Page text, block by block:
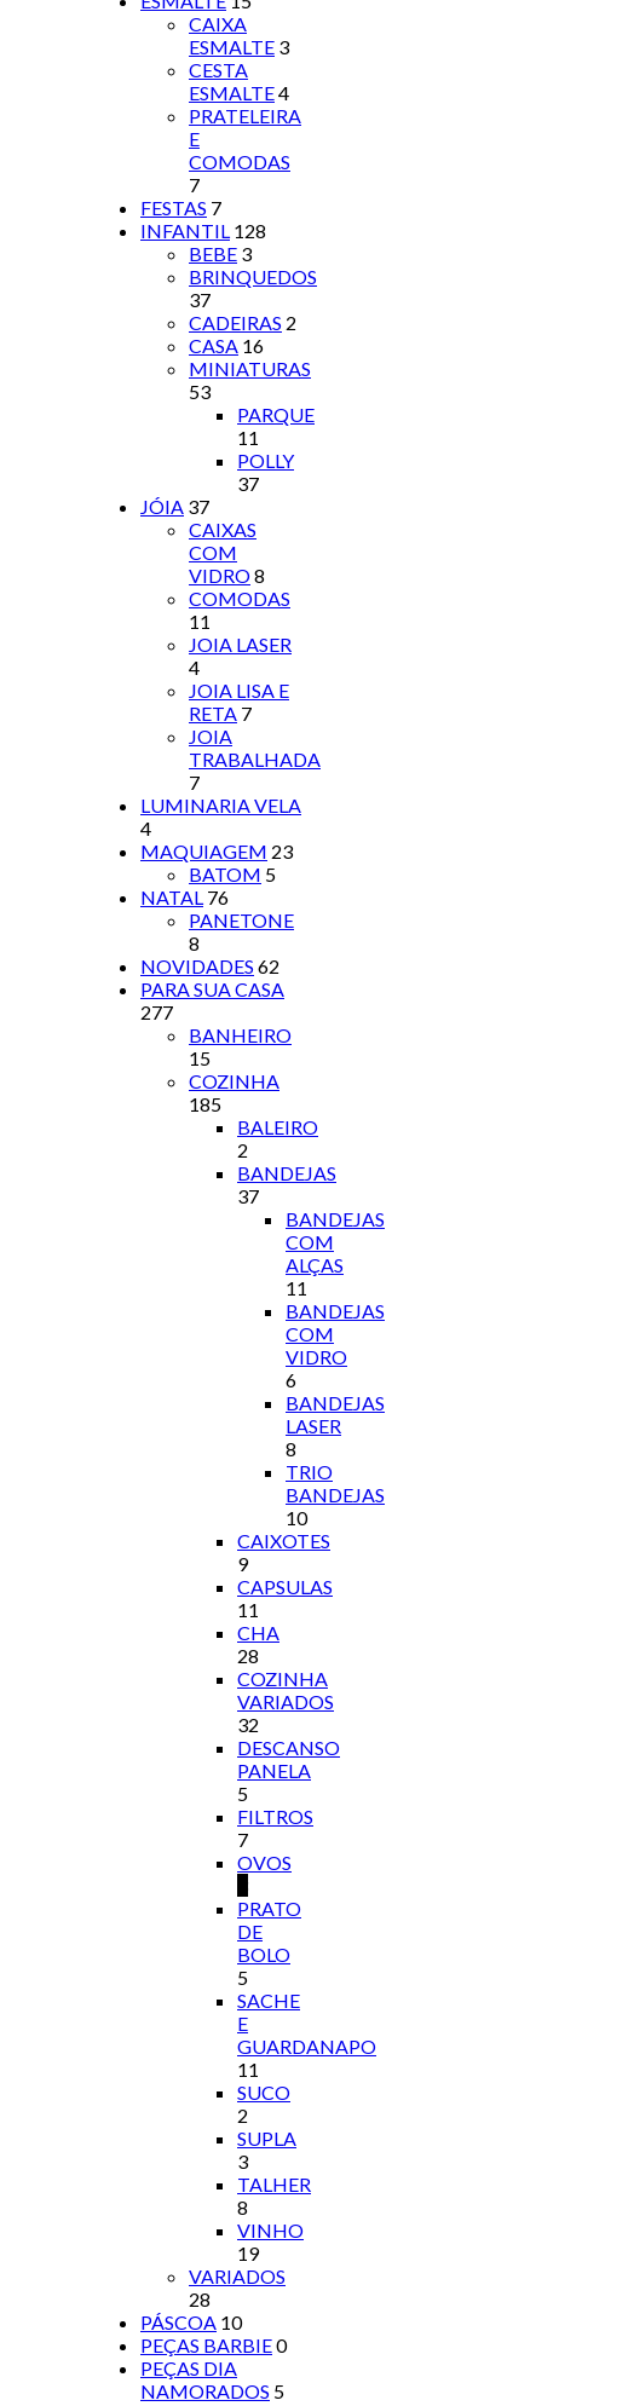
CAIXA
ESMALTE 3
CESTA
ESMALTE4
PRATELEIRA
E
COMODAS
7
FESTAS 7
INFANTIL 128
BEBE 3
BRINQUEDOS
37
CADEIRAS 2
CASA 16
MINIATURAS
53
PARQUE
11
POLLY
37
JÓIA 37
CAIXAS
COM
VIDRO8
COMODAS
11
JOIA LASER
4
JOIA LISA E
RETA 7
JOIA
TRABALHADA
7
LUMINARIA VELA
4
MAQUIAGEM 23
BATOM 5
NATAL 76
PANETONE
8
NOVIDADES 62
PARA SUA CASA
277
BANHEIRO
15
COZINHA
185
BALEIRO
2
BANDEJAS
37
BANDEJAS
COM
ALÇAS
11
BANDEJAS
COM
VIDRO
6
BANDEJAS
LASER
8
TRIO
BANDEJAS
10
CAIXOTES
9
CAPSULAS
11
CHA
28
COZINHA
VARIADOS
32
DESCANSO
PANELA
5
FILTROS
7
OVOS
PRATO
DE
BOLO
5
SACHE
E
GUARDANAPO
11
SUCO
2
SUPLA
3
TALHER
8
VINHO
19
VARIADOS
28
PÁSCOA 10
PEÇAS BARBIE0
PEÇAS DIA
NAMORADOS 5